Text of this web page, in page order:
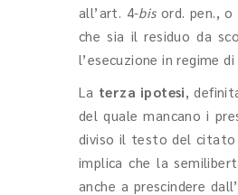
all’art. 4-bis ord. pen.,
che sia il residuo da
l’esecuzione in regime
La terza ipotesi,
del quale mancano i
diviso il testo del citato
implica che la
anche a prescindere